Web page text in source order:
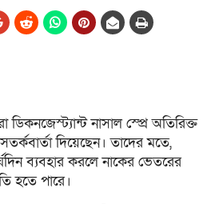
ডিকনজেস্ট্যান্ট নাসাল স্প্রে অতিরিক্ত
দিয়েছেন। তাদের মতে,
ব্যবহার করলে নাকের ভেতরের
হতে পারে।